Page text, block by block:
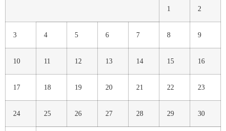
1 2
3 4 5 6 7 8 9
10 11 12 13 14 15 16
17 18 19 20 21 22 23
24 25 26 27 28 29 30